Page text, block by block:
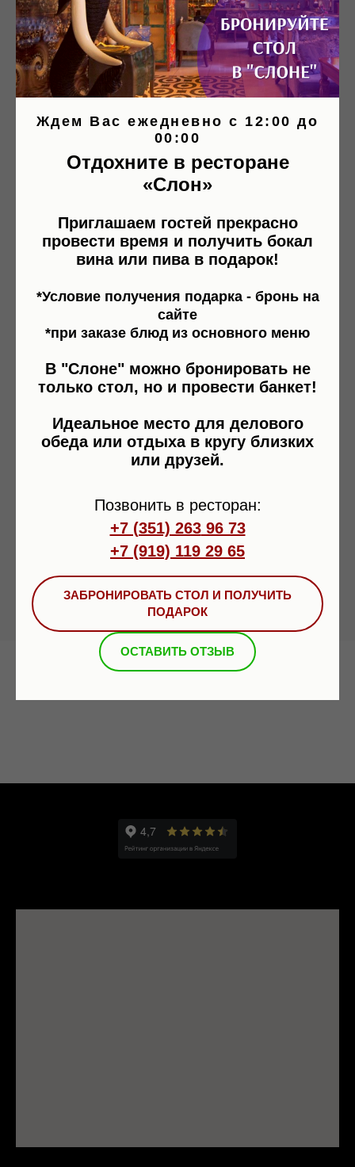
Ждем Вас ежедневно с 12:00 до
00:00
Отдохните в ресторане
«Слон»
Приглашаем гостей прекрасно
провести время и получить бокал
вина или пива в подарок!
*Условие получения подарка - бронь на
сайте
*при заказе блюд из основного меню
В "Слоне" можно бронировать не
только стол, но и провести банкет!
Идеальное место для делового
обеда или отдыха в кругу близких
или друзей.
Позвонить в ресторан:
+7 (351) 26396 73
+7 (919) 119 29 65
ЗАБРОНИРОВАТЬ СТОЛ И ПОЛУЧИТЬ
ПОДАРОК
ОСТАВИТЬ ОТЗЫВ
Ресторан «Слон» в Челябинске:
полный обзор услуг и
возможностей
Ресторан «Слон» — это идеальное
мероприятий.
УСЛУГИ РЕСТОРАНА
День рождения в ресторане
Преимущества празднования дня рождения в
специальных предложениях ресторана «Слон»
УСЛУГИ РЕСТОРАНА